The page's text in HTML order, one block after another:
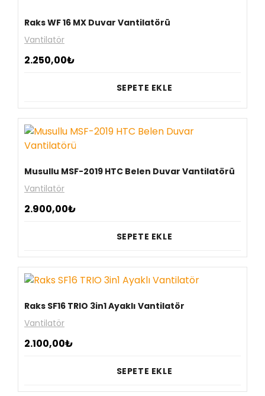
Raks WF 16 MX Duvar Vantilatörü
Vantilatör
2.250,00₺
SEPETE EKLE
Musullu MSF-2019 HTC Belen Duvar Vantilatörü
Vantilatör
2.900,00₺
SEPETE EKLE
Raks SF16 TRIO 3in1 Ayaklı Vantilatör
Vantilatör
2.100,00₺
SEPETE EKLE